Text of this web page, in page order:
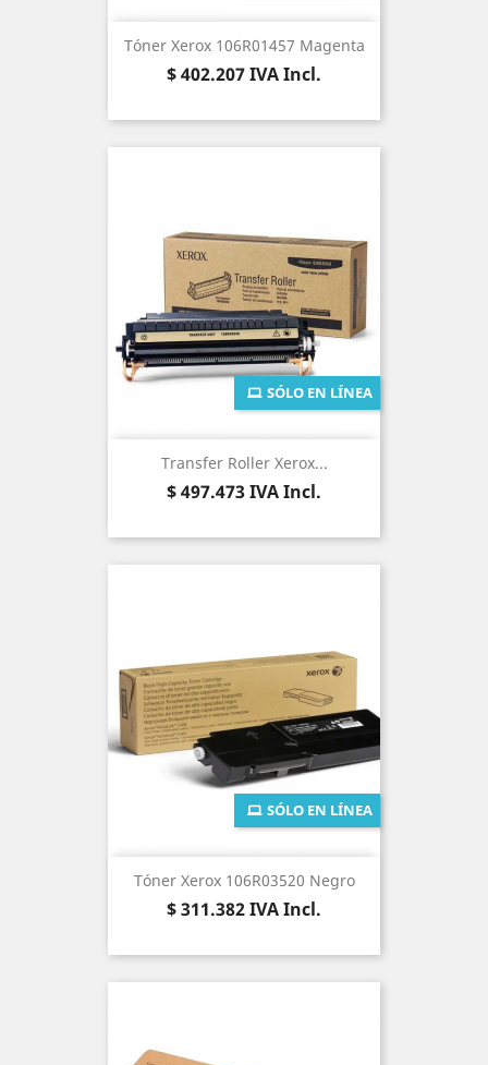
Tóner Xerox 106R01457 Magenta
Precio
$ 402.207IVA Incl.
Transfer Roller Xerox...
Precio
$ 497.473IVA Incl.
SÓLO EN LÍNEA
Tóner Xerox 106R03520 Negro
Precio
$ 311.382IVA Incl.
SÓLO EN LÍNEA